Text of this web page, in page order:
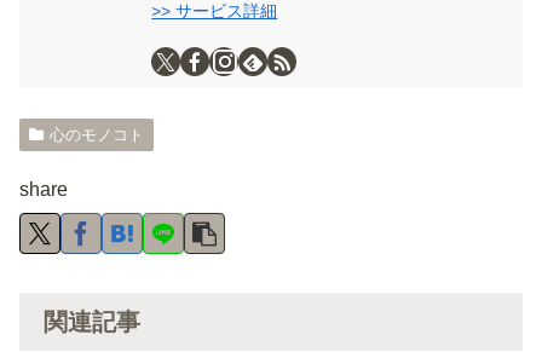
>> サービス詳細
心のモノコト
share
関連記事